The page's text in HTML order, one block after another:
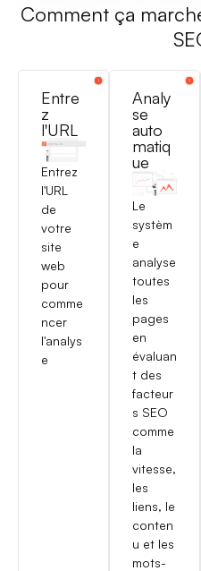
Comment ça
Entre
z
l'URL
Entrez
l'URL
de
votre
site
web
pour
comme
ncer
l'analys
e
Analy
se
auto
matiq
ue
Le
systèm
e
analyse
toutes
les
pages
en
évaluan
t des
facteur
s SEO
comme
la
vitesse,
les
liens, le
conten
u et les
mots-